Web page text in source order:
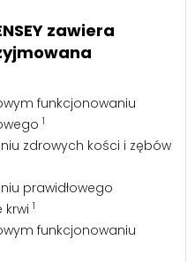
zawiera
funkcjonowaniu
1
zdrowych kości i zębów
prawidłowego
1
funkcjonowaniu